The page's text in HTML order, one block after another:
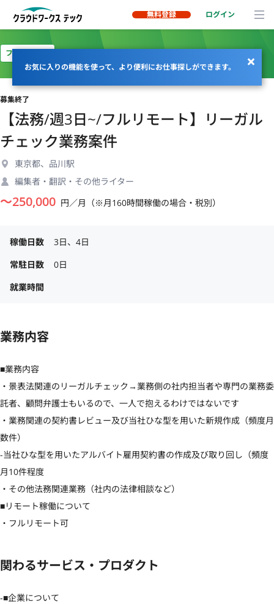
無料登録 ログイン
お気に入りの機能を使って、より便利にお仕事探しができます。
フルリモート
募集終了
【法務/週3日~/フルリモート】リーガル
チェック業務案件
東京都、品川駅
編集者・翻訳・その他ライター
〜250,000 円／月（※月160時間稼働の場合・税別）
稼働日数
3日、4日
常駐日数
0日
就業時間
業務内容
■業務内容
・景表法関連のリーガルチェック→業務側の社内担当者や専門の業務委
託者、顧問弁護士もいるので、一人で抱えるわけではないです
・業務関連の契約書レビュー及び当社ひな型を用いた新規作成（頻度月
数件）
-当社ひな型を用いたアルバイト雇用契約書の作成及び取り回し（頻度
月10件程度
・その他法務関連業務（社内の法律相談など）
■リモート稼働について
・フルリモート可
関わるサービス・プロダクト
‐■企業について